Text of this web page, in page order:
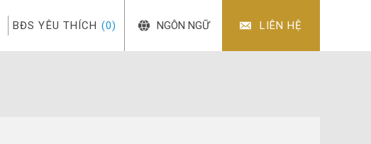
BĐS YÊU THÍCH (0) NGÔN NGỮ LIÊN HỆ